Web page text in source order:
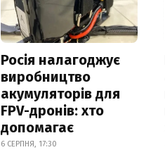
Росія налагоджує
виробництво
акумуляторів для
FPV-дронів: хто
допомагає
6 СЕРПНЯ, 17:30